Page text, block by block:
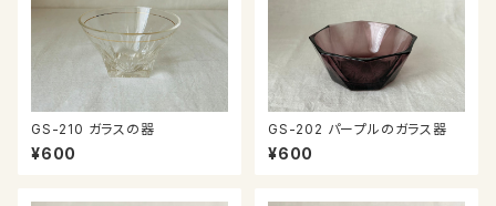
GS-210 ガラスの器
¥600
GS-202 パープルのガラス器
¥600